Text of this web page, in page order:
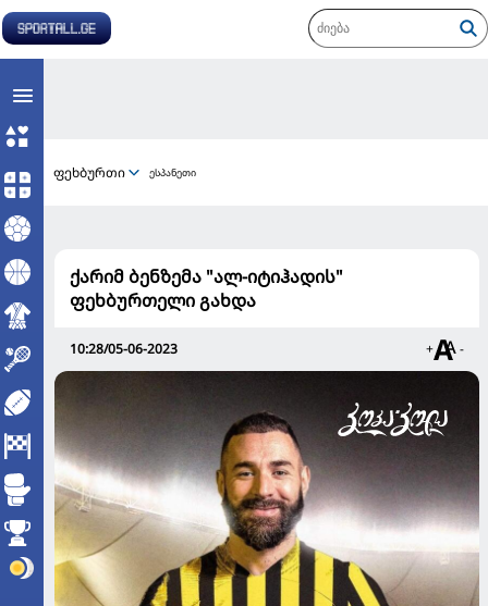
ფეხბურთი ესპანეთი
ქარიმ ბენზემა "ალ-იტიჰადის"
ფეხბურთელი გახდა
10:28/05-06-2023 + -